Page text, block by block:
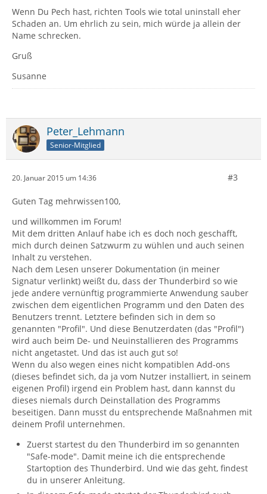
Wenn Du Pech hast, richten Tools wie total uninstall eher
Schaden an. Um ehrlich zu sein, mich würde ja allein der
Name schrecken.
Gruß
Susanne
Peter_Lehmann
Senior-Mitglied
20. Januar 2015 um 14:36 #3
Guten Tag mehrwissen100,
und willkommen im Forum!
Mit dem dritten Anlauf habe ich es doch noch geschafft,
mich durch deinen Satzwurm zu wühlen und auch seinen
Inhalt zu verstehen.
Nach dem Lesen unserer Dokumentation (in meiner
Signatur verlinkt) weißt du, dass der Thunderbird so wie
jede andere vernünftig programmierte Anwendung sauber
zwischen dem eigentlichen Programm und den Daten des
Benutzers trennt. Letztere befinden sich in dem so
genannten "Profil". Und diese Benutzerdaten (das "Profil")
wird auch beim De- und Neuinstallieren des Programms
nicht angetastet. Und das ist auch gut so!
Wenn du also wegen eines nicht kompatiblen Add-ons
(dieses befindet sich, da ja vom Nutzer installiert, in seinem
eigenen Profil) irgend ein Problem hast, dann kannst du
dieses niemals durch Deinstallation des Programms
beseitigen. Dann musst du entsprechende Maßnahmen mit
deinem Profil unternehmen.
Zuerst startest du den Thunderbird im so genannten
"Safe-mode". Damit meine ich die entsprechende
Startoption des Thunderbird. Und wie das geht, findest
du in unserer Anleitung.